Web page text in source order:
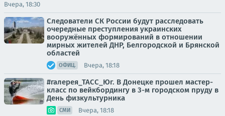
Вчера, 18:30
Следователи СК России будут расследовать
очередные преступления украинских
вооружённых формирований в отношении
мирных жителей ДНР, Белгородской и Брянской
областей
ОФИЦ. Вчера, 18:18
#галерея_ТАСС_Юг. В Донецке прошел мастер-
класс по вейкбордингу в 3-м городском пруду в
День физкультурника
СМИ Вчера, 18:18